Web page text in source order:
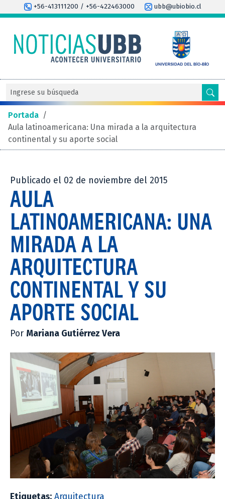
+56-413111200 / +56-422463000 ubb@ubiobio.cl
Portada /
Aula latinoamericana: Una mirada a la arquitectura
continental y su aporte social
Publicado el 02 de noviembre del 2015
AULA
LATINOAMERICANA: UNA
MIRADA A LA
ARQUITECTURA
CONTINENTAL Y SU
APORTE SOCIAL
Por Mariana Gutiérrez Vera
Etiquetas: Arquitectura